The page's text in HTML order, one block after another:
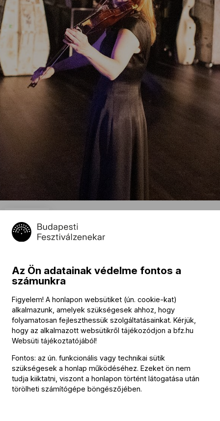
Turné: Kamarakoncert
június
5
Naptáramhoz adom
Program
Georg Friedrich Händel (→bio):
Cantate Il delirio amoroso, HWV 99 (1707)
Igor Stravinsky (→bio):
Apollon Musagète, W57
Az Ön adatainak védelme fontos a
számunkra
Figyelem! A honlapon websütiket (ún. cookie-kat)
alkalmazunk, amelyek szükségesek ahhoz, hogy
folyamatosan fejleszthessük szolgáltatásainkat. Kérjük,
hogy az alkalmazott websütikről tájékozódjon a bfz.hu
Websüti tájékoztatójából!
Fontos: az ún. funkcionális vagy technikai sütik
szükségesek a honlap működéséhez. Ezeket ön nem
tudja kiiktatni, viszont a honlapon történt látogatása után
törölheti számítógépe böngészőjében.